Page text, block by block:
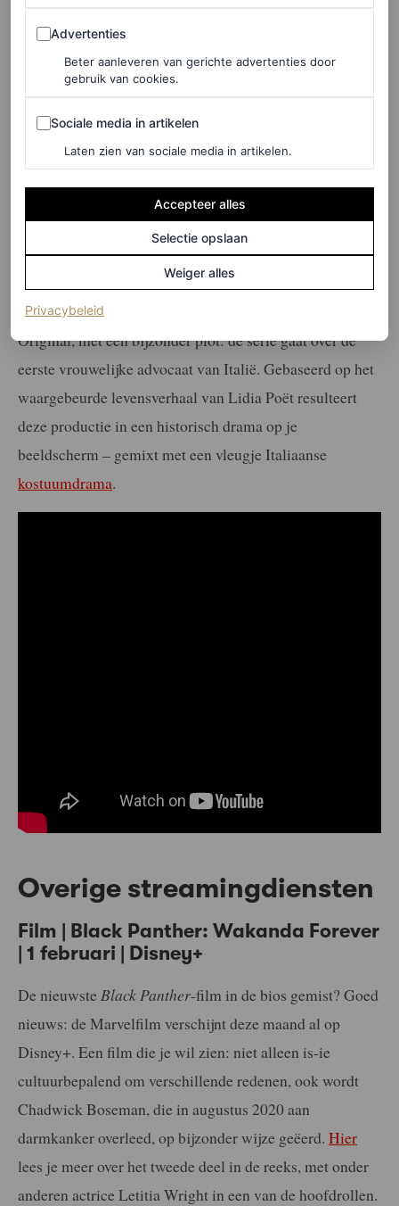
Serie | The Law According to Lidia
Poët, seizoen 1 | 15 februari
The Law According to Lidia Poët
Original, met een bijzonder plot: de serie gaat over de
eerste vrouwelijke advocaat van Italië. Gebaseerd op het
waargebeurde levensverhaal van Lidia Poët resulteert
deze productie in een historisch drama op je
beeldscherm – gemixt met een vleugje Italiaanse
kostuumdrama.
Overige streamingdiensten
Film | Black Panther: Wakanda Forever
| 1 februari | Disney+
De nieuwste Black Panther-film in de bios gemist? Goed
nieuws: de Marvelfilm verschijnt deze maand al op
Disney+. Een film die je wil zien: niet alleen is-ie
cultuurbepalend om verschillende redenen, ook wordt
Chadwick Boseman, die in augustus 2020 aan
darmkanker overleed, op bijzonder wijze geëerd. Hier
lees je meer over het tweede deel in de reeks, met onder
anderen actrice Letitia Wright in een van de hoofdrollen.
Advertenties
Advertenties
Beter aanleveren van gerichte advertenties door
gebruik van cookies.
Sociale media in artikelen
Sociale media in artikelen
Laten zien van sociale media in artikelen.
Accepteer alles
Selectie opslaan
Weiger alles
Privacybeleid